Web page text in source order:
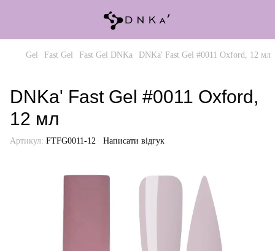
Gel Fast Gel Fast Gel DNKa DNKa' Fast Gel #0011 Oxford, 12 мл
DNKa' Fast Gel #0011 Oxford,
12 мл
Артикул: FTFG0011-12 Написати відгук